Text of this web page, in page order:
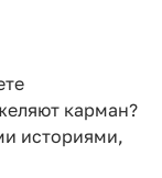
карман?
историями,